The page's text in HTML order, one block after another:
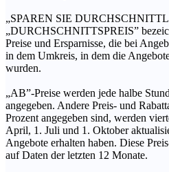
„SPAREN SIE
„DURCHSCHNITTSPREIS”
Preise und Ersparnisse, die bei
in dem Umkreis, in dem die
wurden.
„AB”-Preise werden jede halbe
angegeben. Andere Preis- und
Prozent angegeben sind, werden
April, 1. Juli und 1. Oktober
Angebote erhalten haben. Diese
auf Daten der letzten 12 Monate.